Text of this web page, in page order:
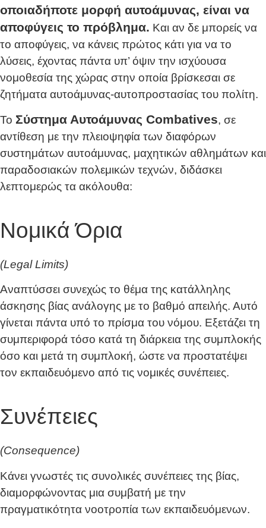
οποιαδήποτε μορφή αυτοάμυνας, είναι να
αποφύγεις το πρόβλημα. Και αν δε μπορείς να
το αποφύγεις, να κάνεις πρώτος κάτι για να το
λύσεις, έχοντας πάντα υπ’ όψιν την ισχύουσα
νομοθεσία της χώρας στην οποία βρίσκεσαι σε
ζητήματα αυτοάμυνας-αυτοπροστασίας του πολίτη.
Το Σύστημα Αυτοάμυνας Combatives, σε
αντίθεση με την πλειοψηφία των διαφόρων
συστημάτων αυτοάμυνας, μαχητικών αθλημάτων και
παραδοσιακών πολεμικών τεχνών, διδάσκει
λεπτομερώς τα ακόλουθα:
Νομικά Όρια
(Legal Limits)
Αναπτύσσει συνεχώς το θέμα της κατάλληλης
άσκησης βίας ανάλογης με το βαθμό απειλής. Αυτό
γίνεται πάντα υπό το πρίσμα του νόμου. Εξετάζει τη
συμπεριφορά τόσο κατά τη διάρκεια της συμπλοκής
όσο και μετά τη συμπλοκή, ώστε να προστατέψει
τον εκπαιδευόμενο από τις νομικές συνέπειες.
Συνέπειες
(Consequence)
Κάνει γνωστές τις συνολικές συνέπειες της βίας,
διαμορφώνοντας μια συμβατή με την
πραγματικότητα νοοτροπία των εκπαιδευόμενων.